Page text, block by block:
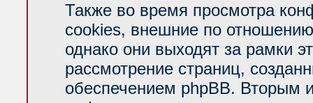
Также во время просмотра
cookies, внешние по
однако они выходят за рамки
рассмотрение страниц,
обеспечением phpBB. Вторым